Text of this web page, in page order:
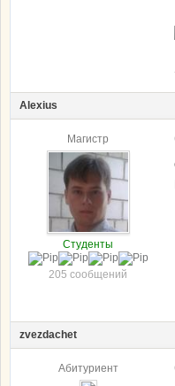
Alexius
Магистр
Студенты
205 сообщений
zvezdachet
Абитуриент